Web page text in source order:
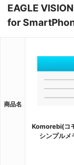
EAGLE
for
商品名
Komorebi(コ
シンプルメ